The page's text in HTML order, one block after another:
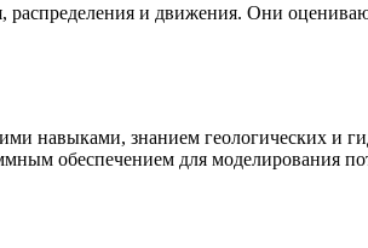
распределения и движения. Они
навыками, знанием геологических
обеспечением для моделирования